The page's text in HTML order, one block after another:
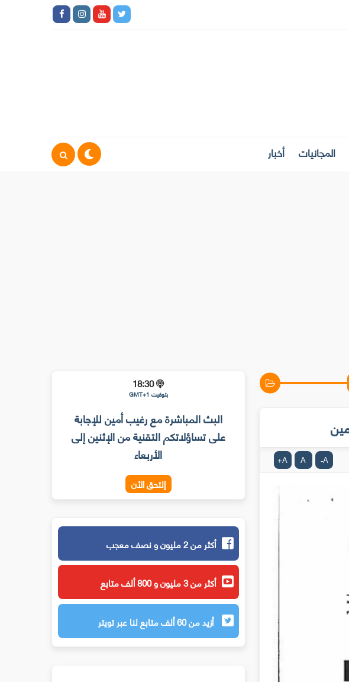
المجانيات أخبار
A
-
A
A
+
18:30
بتوقيت GMT+1
البث المباشرة مع رغيب أمين للإجابة
على تساؤلاتكم التقنية من الإثنين إلى
الأربعاء
إلتحق الأن
أكثر من 2 مليون و نصف معجب
أكثر من 3 مليون و 800 ألف متابع
أزيد من 60 ألف متابع لنا عبر تويتر